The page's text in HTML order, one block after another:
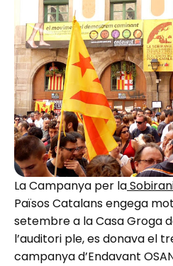
La Campanya per la
Països Catalans engega
setembre a la Casa Groga
l’auditori ple, es donava el
campanya d’Endavant